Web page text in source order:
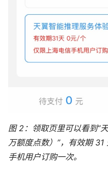
图 2：领取页里可以看到“
万额度点数）”，有效期
手机用户订购一次。